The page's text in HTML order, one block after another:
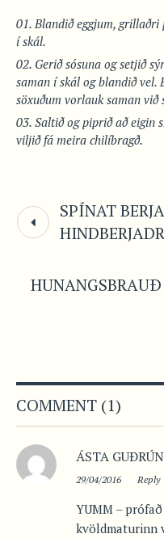
Blandið eggjum,
í skál.
Gerið sósuna og setjið
saman í skál og blandið vel.
söxuðum vorlauk saman við
Saltið og piprið að eigin
viljið fá meira chilíbragð.
SPÍNAT
COMMENT (1)
ÁSTA
29/04/2016 Reply
YUMM –
kvöldmaturinn